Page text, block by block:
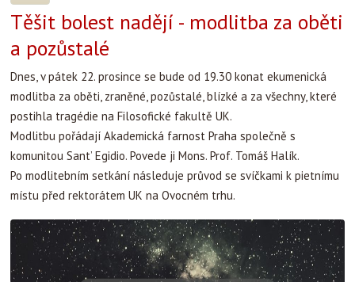
Těšit bolest nadějí - modlitba za oběti
a pozůstalé
Dnes, v pátek 22. prosince se bude od 19.30 konat ekumenická
modlitba za oběti, zraněné, pozůstalé, blízké a za všechny, které
postihla tragédie na Filosofické fakultě UK.
Modlitbu pořádají Akademická farnost Praha společně s
komunitou Sant’ Egidio. Povede ji Mons. Prof. Tomáš Halík.
Po modlitebním setkání následuje průvod se svíčkami k pietnímu
místu před rektorátem UK na Ovocném trhu.